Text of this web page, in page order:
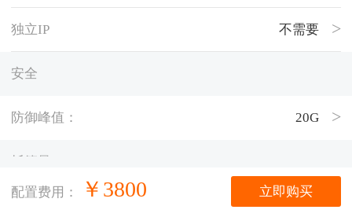
配置费用： ￥ 3800 立即购买
独立IP 不需要
安全
防御峰值： 20G
托管量
1个月